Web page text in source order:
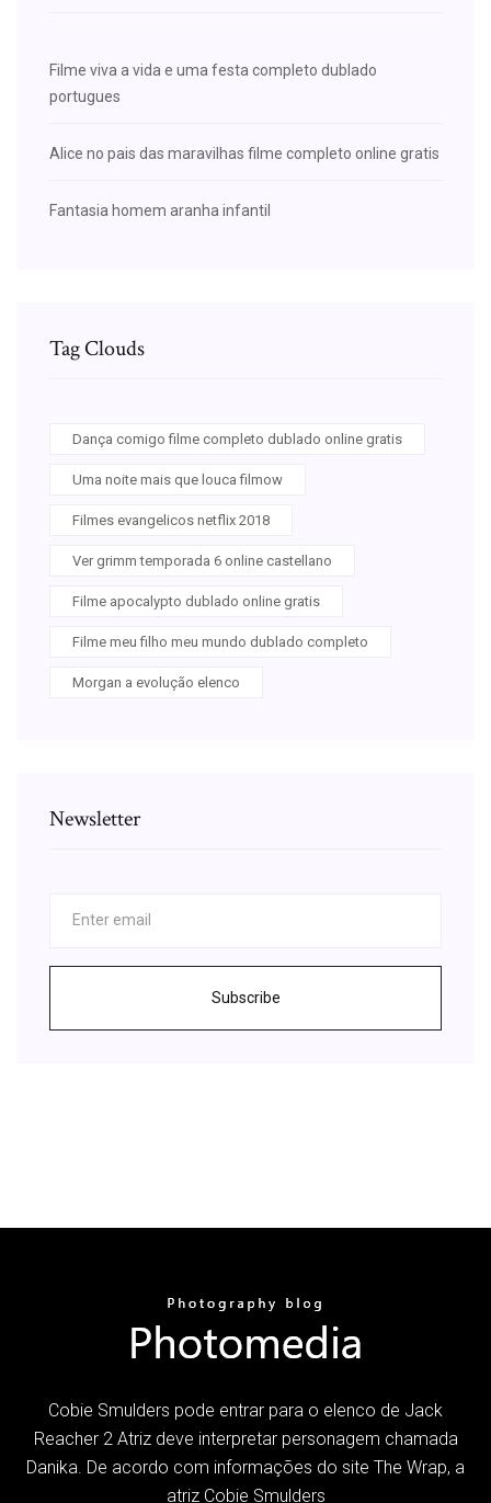
Filme viva a vida e uma festa completo dublado
portugues
Alice no pais das maravilhas filme completo online gratis
Fantasia homem aranha infantil
Tag Clouds
Dança comigo filme completo dublado online gratis
Uma noite mais que louca filmow
Filmes evangelicos netflix 2018
Ver grimm temporada 6 online castellano
Filme apocalypto dublado online gratis
Filme meu filho meu mundo dublado completo
Morgan a evolução elenco
Newsletter
Subscribe
Cobie Smulders pode entrar para o elenco de Jack
Reacher 2 Atriz deve interpretar personagem chamada
Danika. De acordo com informações do site The Wrap, a
atriz Cobie Smulders